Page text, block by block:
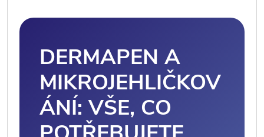
DERMAPEN A
MIKROJEHLIČKOV
ÁNÍ: VŠE, CO